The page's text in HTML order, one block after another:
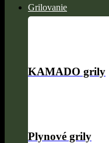
Grilovanie
KAMADO grily
Plynové grily